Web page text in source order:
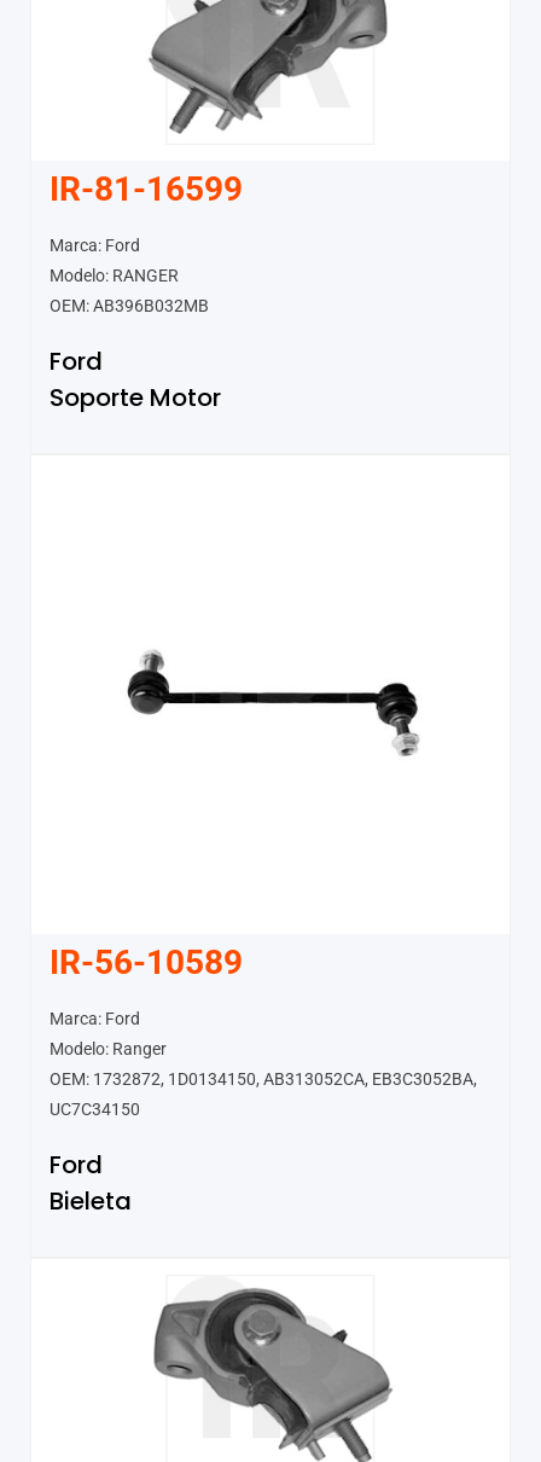
IR-81-16599
Marca: Ford
Modelo: RANGER
OEM: AB396B032MB
Ford
Soporte Motor
IR-56-10589
Marca: Ford
Modelo: Ranger
OEM: 1732872, 1D0134150, AB313052CA, EB3C3052BA,
UC7C34150
Ford
Bieleta